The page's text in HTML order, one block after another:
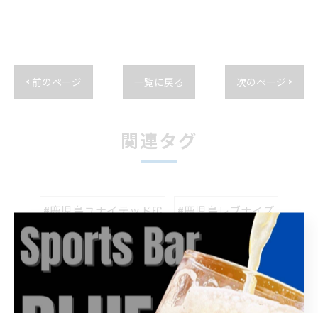
< 前のページ 一覧に戻る 次のページ >
関連タグ
#鹿児島ユナイテッドFC #鹿児島レブナイズ
Categories